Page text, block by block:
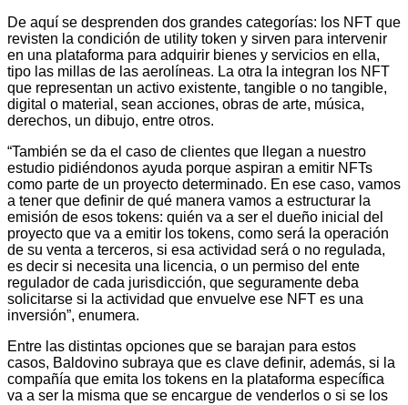
De aquí se desprenden dos grandes categorías: los NFT que
revisten la condición de utility token y sirven para intervenir
en una plataforma para adquirir bienes y servicios en ella,
tipo las millas de las aerolíneas. La otra la integran los NFT
que representan un activo existente, tangible o no tangible,
digital o material, sean acciones, obras de arte, música,
derechos, un dibujo, entre otros.
“También se da el caso de clientes que llegan a nuestro
estudio pidiéndonos ayuda porque aspiran a emitir NFTs
como parte de un proyecto determinado. En ese caso, vamos
a tener que definir de qué manera vamos a estructurar la
emisión de esos tokens: quién va a ser el dueño inicial del
proyecto que va a emitir los tokens, como será la operación
de su venta a terceros, si esa actividad será o no regulada,
es decir si necesita una licencia, o un permiso del ente
regulador de cada jurisdicción, que seguramente deba
solicitarse si la actividad que envuelve ese NFT es una
inversión”, enumera.
Entre las distintas opciones que se barajan para estos
casos, Baldovino subraya que es clave definir, además, si la
compañía que emita los tokens en la plataforma específica
va a ser la misma que se encargue de venderlos o si se los